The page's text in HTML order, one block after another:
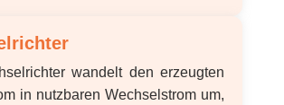
wandelt den erzeugten
in nutzbaren Wechselstrom um,